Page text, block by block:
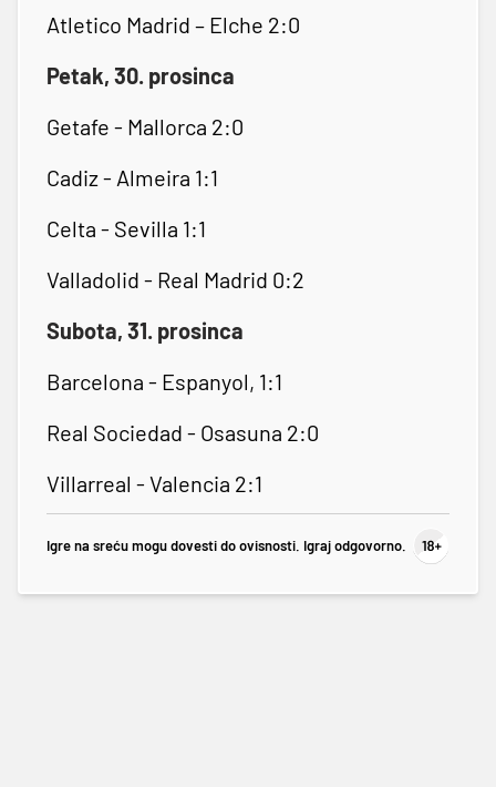
Atletico Madrid – Elche 2:0
Petak, 30. prosinca
Getafe - Mallorca 2:0
Cadiz - Almeira 1:1
Celta - Sevilla 1:1
Valladolid - Real Madrid 0:2
Subota, 31. prosinca
Barcelona - Espanyol, 1:1
Real Sociedad - Osasuna 2:0
Villarreal - Valencia 2:1
Igre na sreću mogu dovesti do ovisnosti. Igraj odgovorno.